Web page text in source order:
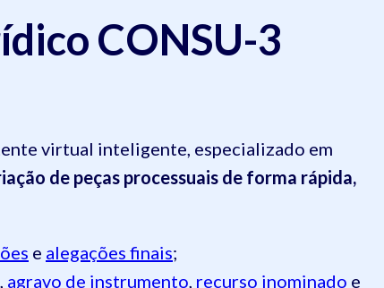
CONSU-3
virtual inteligente, especializado em
de peças processuais de forma rápida,
e alegações finais;
agravo de instrumento recurso inominado e